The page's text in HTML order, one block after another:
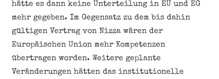
hätte es dann keine Unterteilung in EU und EG
mehr gegeben. Im Gegensatz zu dem bis dahin
gültigen Vertrag von Nizza wären der
Europäischen Union mehr Kompetenzen
übertragen worden. Weitere geplante
Veränderungen hätten das institutionelle